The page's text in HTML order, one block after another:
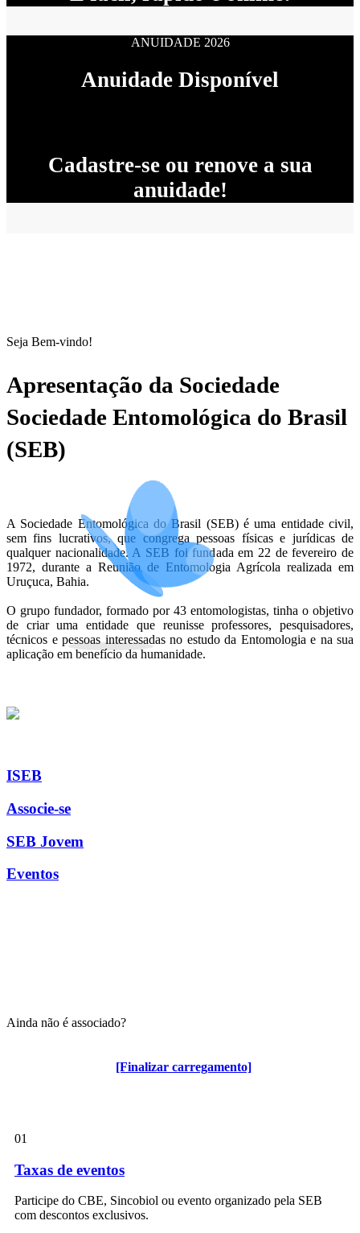
[Finalizar carregamento]
ANUIDADE 2026
Anuidade Disponível
Cadastre-se ou renove a sua
anuidade!
Seja Bem-vindo!
Apresentação da Sociedade
Sociedade Entomológica do Brasil
(SEB)
A Sociedade Entomológica do Brasil (SEB) é uma entidade civil,
sem fins lucrativos, que congrega pessoas físicas e jurídicas de
qualquer nacionalidade. A SEB foi fundada em 22 de fevereiro de
1972, durante a Reunião de Entomologia Agrícola realizada em
Uruçuca, Bahia.
O grupo fundador, formado por 43 entomologistas, tinha o objetivo
de criar uma entidade que reunisse professores, pesquisadores,
técnicos e pessoas interessadas no estudo da Entomologia e na sua
aplicação em benefício da humanidade.
ISEB
Associe-se
SEB Jovem
Eventos
Ainda não é associado?
Algumas vantagens para associados
01
Taxas de eventos
Participe do CBE, Sincobiol ou evento organizado pela SEB
com descontos exclusivos.